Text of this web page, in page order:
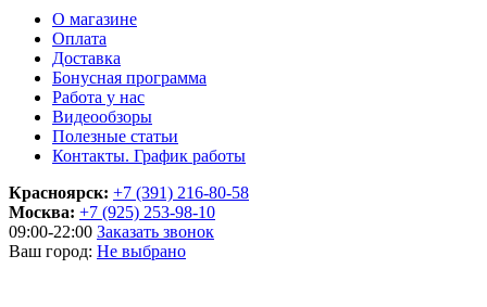
О магазине
Оплата
Доставка
Бонусная программа
Работа у нас
Видеообзоры
Полезные статьи
Контакты. График работы
Красноярск: +7 (391) 216-80-58
Москва: +7 (925) 253-98-10
09:00-22:00 Заказать звонок
Ваш город: Не выбрано